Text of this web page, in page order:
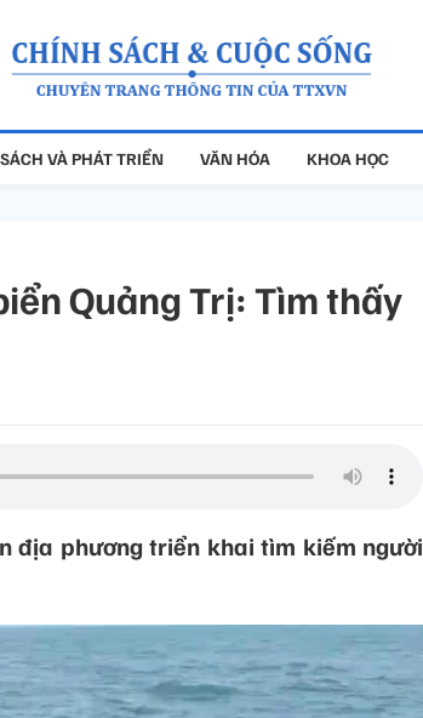
VÀ PHÁT TRIỂN VĂN HÓA KHOA HỌC
Quảng Trị: Tìm thấy
địa phương triển khai tìm kiếm người